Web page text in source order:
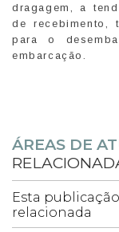
dragagem, a
de recebimento,
para o
embarcação.
ÁREAS DE
Esta
relacionada